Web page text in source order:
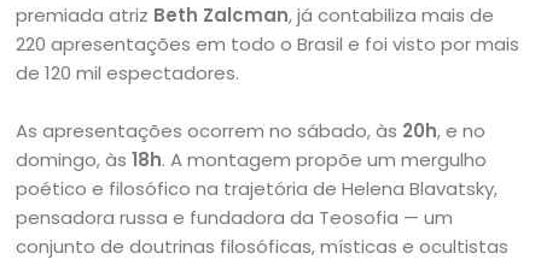
premiada atriz Beth Zalcman, já contabiliza mais de
220 apresentações em todo o Brasil e foi visto por mais
de 120 mil espectadores.
As apresentações ocorrem no sábado, às 20h, e no
domingo, às18h. A montagem propõe um mergulho
poético e filosófico na trajetória de Helena Blavatsky,
pensadora russa e fundadora da Teosofia — um
conjunto de doutrinas filosóficas, místicas e ocultistas